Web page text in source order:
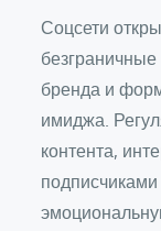
Соцсети
бренда и
имиджа.
контента,